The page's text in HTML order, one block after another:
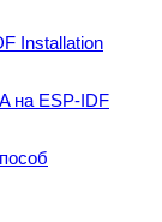
Installation
на ESP-IDF